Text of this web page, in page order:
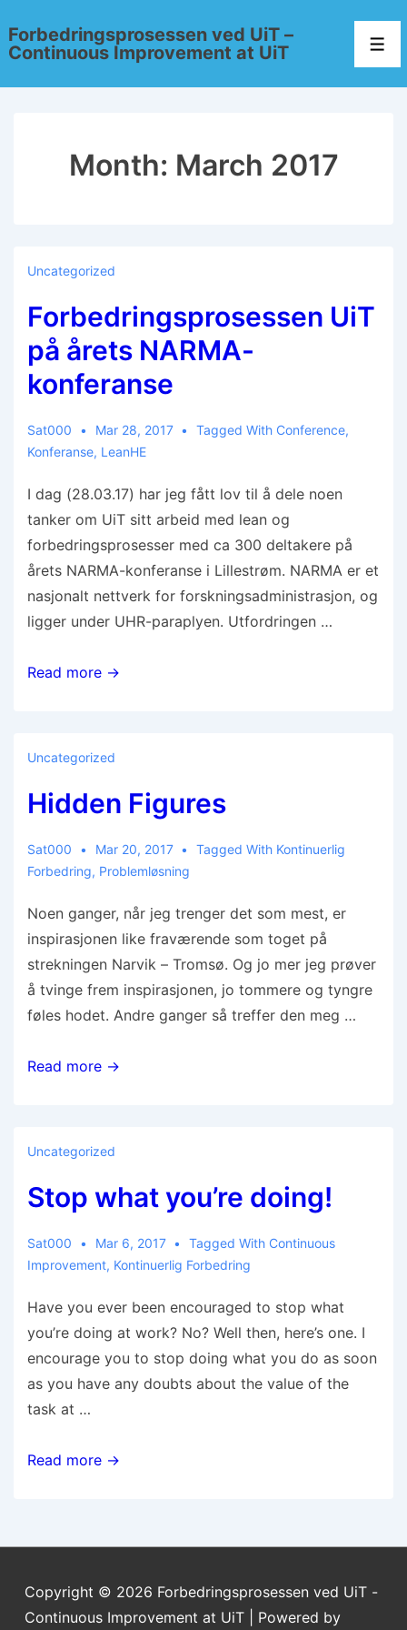
Forbedringsprosessen ved UiT –
Continuous Improvement at UiT
Month: March 2017
Uncategorized
Forbedringsprosessen UiT
på årets NARMA-
konferanse
Sat000 Mar 28, 2017 Tagged With Conference,
Konferanse, LeanHE
I dag (28.03.17) har jeg fått lov til å dele noen
tanker om UiT sitt arbeid med lean og
forbedringsprosesser med ca 300 deltakere på
årets NARMA-konferanse i Lillestrøm. NARMA er et
nasjonalt nettverk for forskningsadministrasjon, og
ligger under UHR-paraplyen. Utfordringen …
Read more →
Uncategorized
Hidden Figures
Sat000 Mar 20, 2017 Tagged With Kontinuerlig
Forbedring, Problemløsning
Noen ganger, når jeg trenger det som mest, er
inspirasjonen like fraværende som toget på
strekningen Narvik – Tromsø. Og jo mer jeg prøver
å tvinge frem inspirasjonen, jo tommere og tyngre
føles hodet. Andre ganger så treffer den meg …
Read more →
Uncategorized
Stop what you’re doing!
Sat000 Mar 6, 2017 Tagged With Continuous
Improvement, Kontinuerlig Forbedring
Have you ever been encouraged to stop what
you’re doing at work? No? Well then, here’s one. I
encourage you to stop doing what you do as soon
as you have any doubts about the value of the
task at …
Read more →
Copyright © 2026 Forbedringsprosessen ved UiT -
Continuous Improvement at UiT
| Powered by